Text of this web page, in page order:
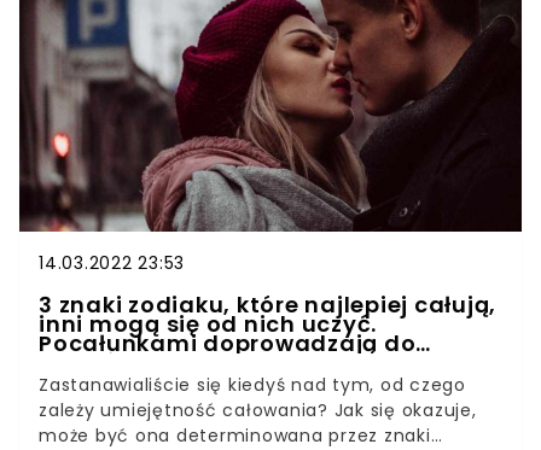
14.03.2022 23:53
3 znaki zodiaku, które najlepiej całują,
inni mogą się od nich uczyć.
Pocałunkami doprowadzają do
szaleństwa
Zastanawialiście się kiedyś nad tym, od czego
zależy umiejętność całowania? Jak się okazuje,
może być ona determinowana przez znaki